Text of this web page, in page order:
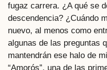
fugaz carrera. ¿A qué se
descendencia? ¿Cuándo
nuevo, al menos como
algunas de las preguntas
mantendrán ese halo de
“Amorós”, una de las